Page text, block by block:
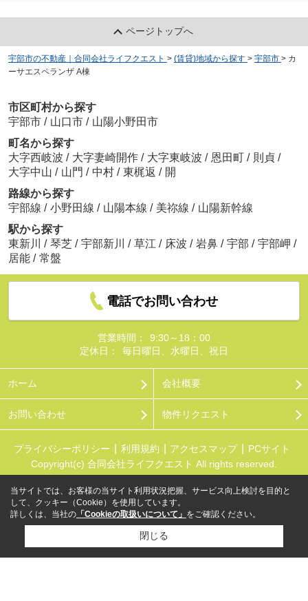
ページトップへ
宇部市の不動産｜合同会社ライフクエスト > (賃貸)地域から探す > 宇部市 > カ
ーサエスペランザ A棟
市区町村から探す
宇部市 / 山口市 / 山陽小野田市
町名から探す
大字西岐波 / 大字妻崎開作 / 大字東岐波 / 恩田町 / 則貞 /
大字中山 / 山門 / 中村 / 東梶返 / 開
路線から探す
宇部線 / 小野田線 / 山陽本線 / 美祢線 / 山陽新幹線
駅から探す
東新川
/ 琴芝 / 宇部新川 / 草江 / 床波 / 岩鼻 / 宇部 / 宇部岬 /
居能 / 常盤
電話でお問い合わせ
営業時間：
9:30～18：00
定休日：
毎日曜日、水曜日、祝日
ホーム 会社概要
お問い合わせ 物件リクエスト
プライバシーポリシー 利用規約 アクセスマップ
PCサイト
Copyright(c) 合同会社ライフクエスト All rights reserved.
当サイトでは、お客様の当サイト利用状況把握、サービス向上検討を目的と
して、クッキー（Cookie）を使用しています。
詳しくは、当社の 「Cookieの取扱いについて」 をご確認ください。
閉じる